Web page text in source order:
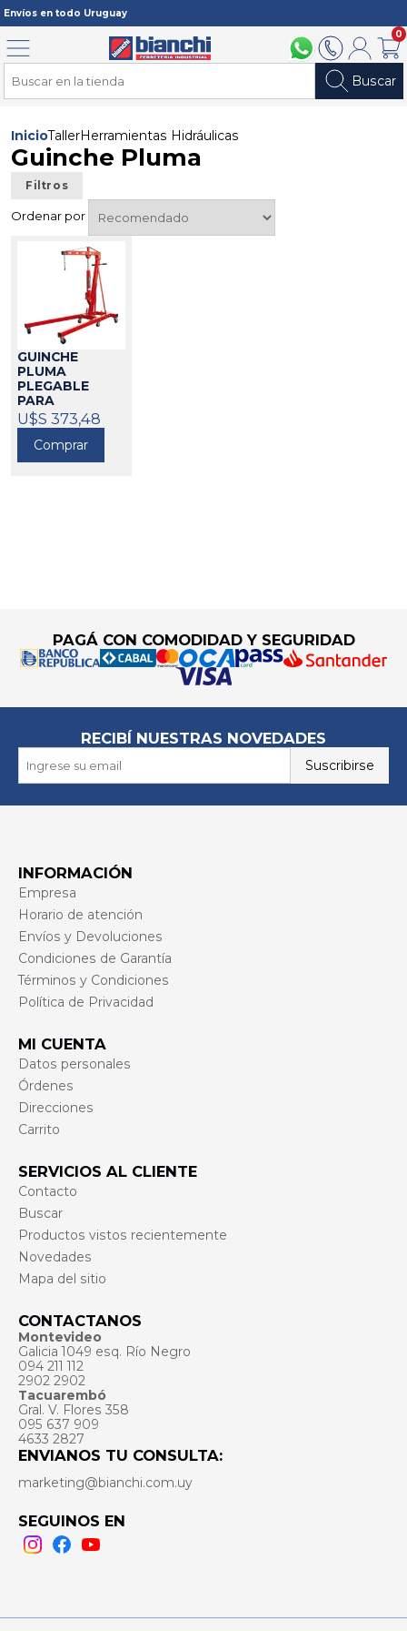
Envíos en todo Uruguay
094 211 1122902 2902Mi cuenta
0
Buscar
Menú
InicioTallerHerramientas Hidráulicas
Guinche Pluma
Filtros
Ordenar por
GUINCHE
PLUMA
PLEGABLE
PARA
MOTORES
2TON GM2
TORIN463003
U$S 373,48
Comprar
PAGÁ CON COMODIDAD Y SEGURIDAD
RECIBÍ NUESTRAS NOVEDADES
Suscribirse
INFORMACIÓN
Empresa
Horario de atención
Envíos y Devoluciones
Condiciones de Garantía
Términos y Condiciones
Política de Privacidad
MI CUENTA
Datos personales
Órdenes
Direcciones
Carrito
SERVICIOS AL CLIENTE
Contacto
Buscar
Productos vistos recientemente
Novedades
Mapa del sitio
CONTACTANOS
Montevideo
Galicia 1049 esq. Río Negro
094 211 112
2902 2902
Tacuarembó
Gral. V. Flores 358
095 637 909
4633 2827
ENVIANOS TU CONSULTA:
marketing@bianchi.com.uy
SEGUINOS EN
Instagram
FacebookYoutube